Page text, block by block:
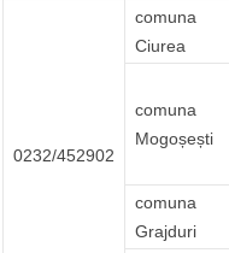
0232/452902
comuna
Ciurea
comuna
Mogoșești
comuna
Grajduri